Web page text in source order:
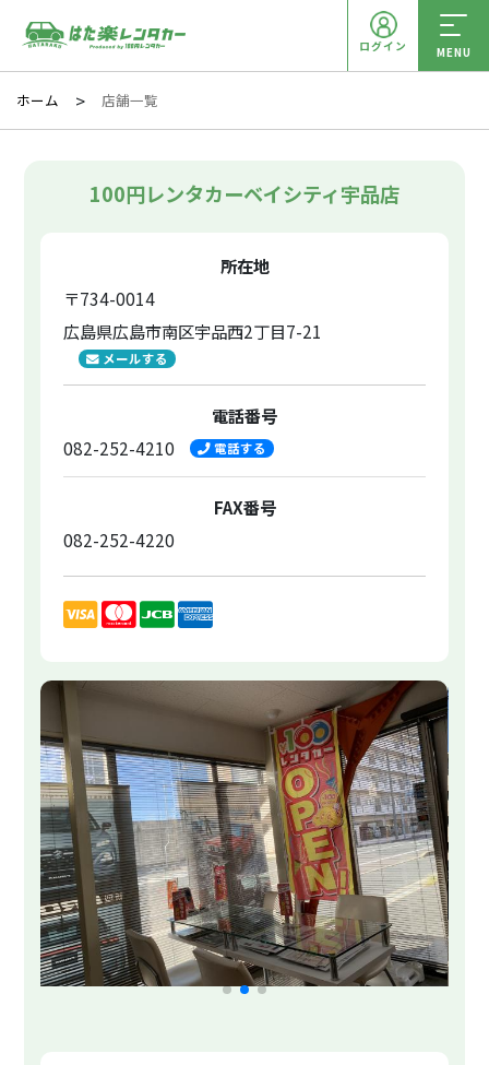
ログイン MENU
ホーム 店舗一覧
100円レンタカーベイシティ宇品店
所在地
〒734-0014
広島県広島市南区宇品西2丁目7-21
メールする
電話番号
082-252-4210
電話する
FAX番号
082-252-4220